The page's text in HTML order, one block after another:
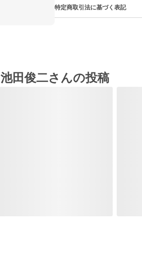
特定商取引法に基づく表記
池田俊二さんの投稿